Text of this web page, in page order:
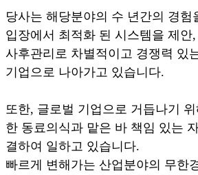
당사는 해당분야의 수 년간의 경험
입장에서 최적화 된 시스템을 제안
사후관리로 차별적이고 경쟁력 있
기업으로 나아가고 있습니다.
또한, 글로벌 기업으로 거듭나기
한 동료의식과 맡은 바 책임 있는
결하여 일하고 있습니다.
빠르게 변해가는 산업분야의 무한